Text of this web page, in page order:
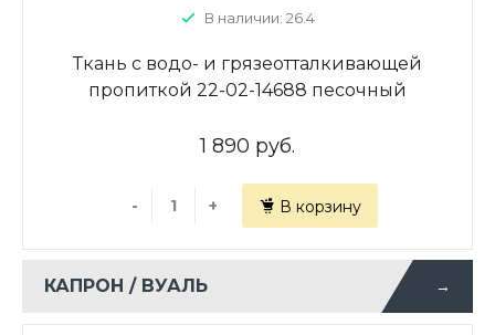
В наличии: 26.4
Ткань с водо- и грязеотталкивающей
пропиткой 22-02-14688 песочный
1 890 руб.
- + В корзину
КАПРОН / ВУАЛЬ →